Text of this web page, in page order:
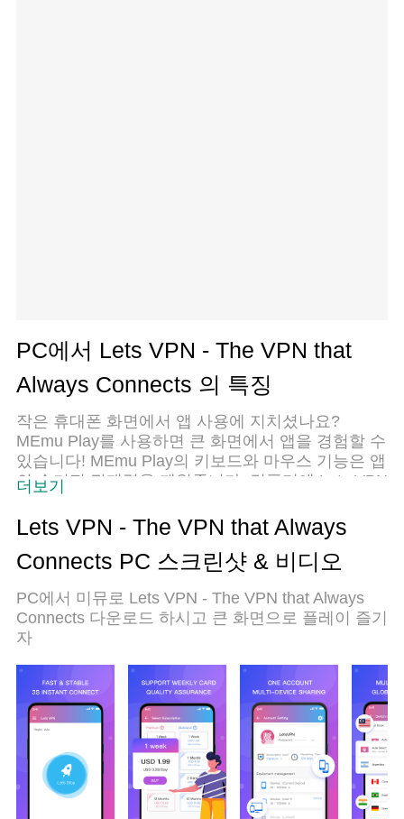
PC에서 Lets VPN - The VPN that
Always Connects 의 특징
작은 휴대폰 화면에서 앱 사용에 지치셨나요?
MEmu Play를 사용하면 큰 화면에서 앱을 경험할 수
있습니다! MEmu Play의 키보드와 마우스 기능은 앱
의 숨겨진 잠재력을 깨워줍니다. 컴퓨터에 Lets VPN
고 설치하면 배터리 수명이나 과열 걱정 없이 좋아
하는 앱을 즐길 수 있습니다. MEmu Play를 사용하
면 컴퓨터에서 앱을 쉽게 사용할 수 있으며, 언제나
더보기
Lets VPN - The VPN that Always
Connects PC 스크린샷 & 비디오
PC에서 미뮤로 Lets VPN - The VPN that Always
Connects 다운로드 하시고 큰 화면으로 플레이 즐기
자